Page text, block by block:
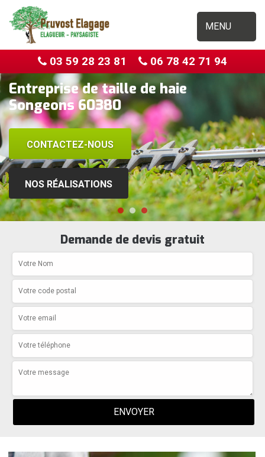
MENU
03 59 28 23 81 06 78 42 71 94
Entreprise de taille de haie
Songeons 60380
CONTACTEZ-NOUS
NOS RÉALISATIONS
Demande de devis gratuit